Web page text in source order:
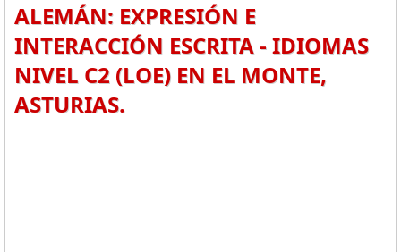
ALEMÁN: EXPRESIÓN E
INTERACCIÓN ESCRITA - IDIOMAS
NIVEL C2 (LOE) EN EL MONTE,
ASTURIAS.